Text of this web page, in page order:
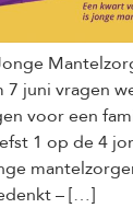
7 juni vragen
voor een
1 op de 4
– […]